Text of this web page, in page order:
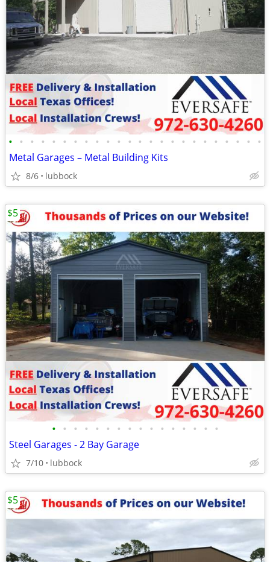
• • • • • • • • • • • • • • • • • • • • • • • •
Metal Garages – Metal Building Kits
8/6 lubbock
• • • • • • • • • • • • • • • •
Steel Garages - 2 Bay Garage
7/10 lubbock
$5
$5